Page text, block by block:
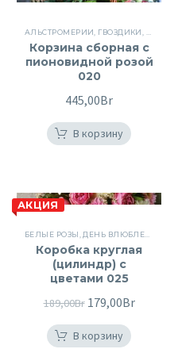
АЛЬСТРОМЕРИИ, ГВОЗДИКИ,
Корзина сборная с
пионовидной розой
020
445,00Br
В корзину
АКЦИЯ
БЕЛЫЕ РОЗЫ,ДЕНЬ ВЛЮБЛЕННЫХ
Коробка круглая
(цилиндр) с
цветами 025
189,00Br Первоначальная
цена
составляла
179,00BrТекущая
В корзину